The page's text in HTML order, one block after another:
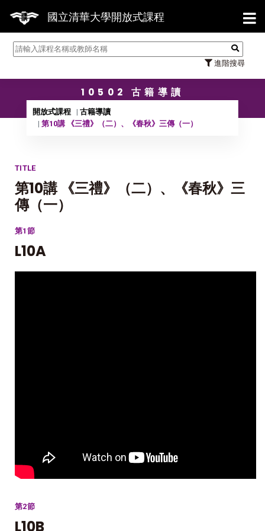
國立清華大學開放式課程
進階搜尋
【7/31
10502 古籍導讀
開放式課程
古籍導讀
第10講 《三禮》（二）、《春秋》三傳（一）
TITLE
第10講 《三禮》（二）、《春秋》三
傳（一）
第1節
L10A
第2節
L10B